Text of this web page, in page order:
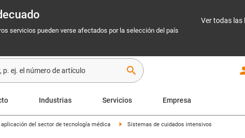
servicios pueden verse afectados por la selección del país
Ver todas las
search
Industrias Servicios Empresa
aplicación del sector de tecnología médica Sistemas de cuidados intensivos